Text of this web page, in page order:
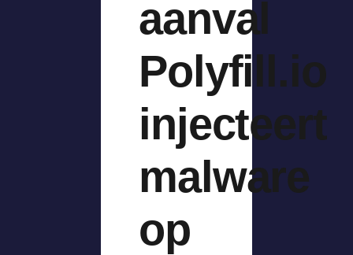
aanval
Polyfill.io
injecteert
malware
op